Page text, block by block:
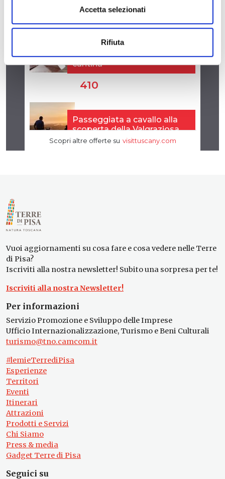
Accetta selezionati
Rifiuta
Vuoi aggiornamenti su cosa fare e cosa vedere nelle Terre
di Pisa?
Iscriviti alla nostra newsletter! Subito una sorpresa per te!
Iscriviti alla nostra Newsletter!
Per informazioni
Servizio Promozione e Sviluppo delle Imprese
Ufficio Internazionalizzazione, Turismo e Beni Culturali
turismo@tno.camcom.it
#lemieTerrediPisa
Esperienze
Territori
Eventi
Itinerari
Attrazioni
Prodotti e Servizi
Chi Siamo
Press & media
Gadget Terre di Pisa
Seguici su